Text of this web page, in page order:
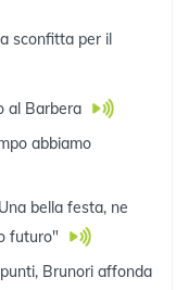
sconfitta per il
al Barbera
abbiamo
bella festa, ne
futuro"
Brunori affonda